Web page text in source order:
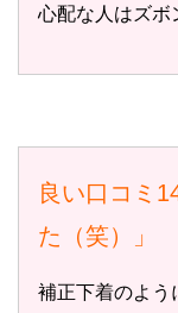
心配な人はズボ
良い口コミ
た（笑）」
補正下着のよう